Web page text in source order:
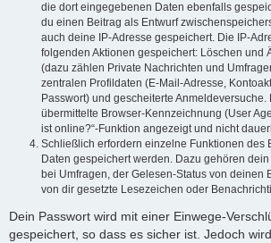
die dort eingegebenen Daten ebenfalls
du einen Beitrag als Entwurf
auch deine IP-Adresse gespeichert. Die IP-
folgenden Aktionen gespeichert: Löschen und
(dazu zählen Private Nachrichten und
zentralen Profildaten (E-Mail-Adresse,
Passwort) und gescheiterte
übermittelte Browser-Kennzeichnung (User
ist online?“-Funktion angezeigt und nicht
Schließlich erfordern einzelne Funktionen des
Daten gespeichert werden. Dazu gehören
bei Umfragen, der Gelesen-Status von deinen
von dir gesetzte Lesezeichen oder
Dein Passwort wird mit einer Einwege-
gespeichert, so dass es sicher ist. Jedoch